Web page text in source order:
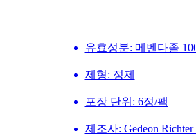
유효성분: 메벤다졸
제형: 정제
포장 단위: 6정/팩
제조사: Gedeon